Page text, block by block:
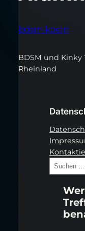
bdsm.koeln
BDSM und
Rheinland
u